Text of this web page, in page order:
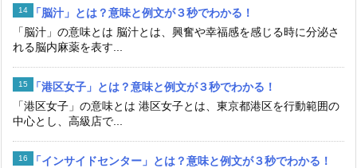
「脳汁」とは？意味と例文が３秒でわかる！
「脳汁」の意味とは 脳汁とは、興奮や幸福感を感じる時に分泌さ
れる脳内麻薬を表す...
「港区女子」とは？意味と例文が３秒でわかる！
「港区女子」の意味とは 港区女子とは、東京都港区を行動範囲の
中心とし、高級店で...
「インサイドセンター」とは？意味と例文が３秒でわかる！